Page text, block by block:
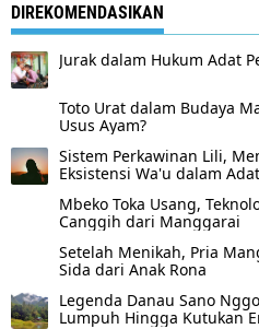
DIREKOMENDASIKAN
Jurak dalam Hukum Adat
Toto Urat dalam Budaya
Usus Ayam?
Sistem Perkawinan Lili,
Eksistensi Wa'u dalam
Mbeko Toka Usang,
Canggih dari Manggarai
Setelah Menikah, Pria
Sida dari Anak Rona
Legenda Danau Sano
Lumpuh Hingga Kutukan